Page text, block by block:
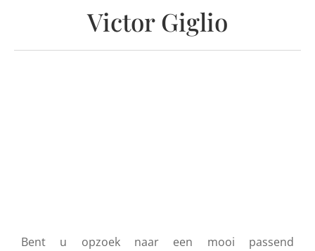
Victor Giglio
Bent u opzoek naar een mooi passend